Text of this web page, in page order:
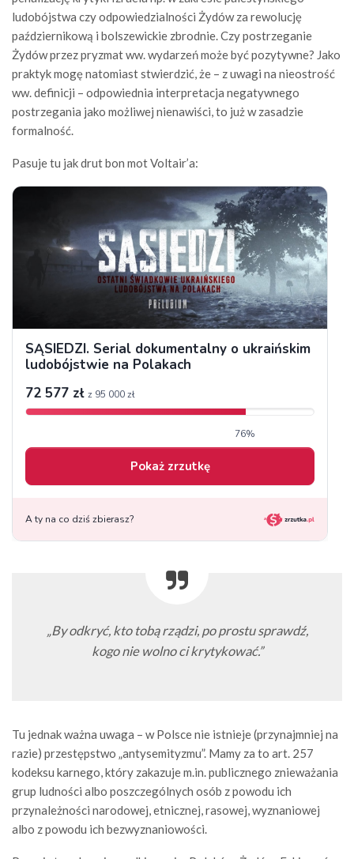
ludobójstwa czy odpowiedzialności Żydów za rewolucję
październikową i bolszewickie zbrodnie. Czy postrzeganie
Żydów przez pryzmat ww. wydarzeń może być pozytywne? Jako
praktyk mogę natomiast stwierdzić, że – z uwagi na nieostrość
ww. definicji – odpowiednia interpretacja negatywnego
postrzegania jako możliwej nienawiści, to już w zasadzie
formalność.
Pasuje tu jak drut bon mot Voltair’a:
„By odkryć, kto tobą rządzi, po prostu sprawdź,
kogo nie wolno ci krytykować.”
Tu jednak ważna uwaga – w Polsce nie istnieje (przynajmniej na
razie) przestępstwo „antysemityzmu”. Mamy za to art. 257
kodeksu karnego, który zakazuje m.in. publicznego znieważania
grup ludności albo poszczególnych osób z powodu ich
przynależności narodowej, etnicznej, rasowej, wyznaniowej
albo z powodu ich bezwyznaniowości.